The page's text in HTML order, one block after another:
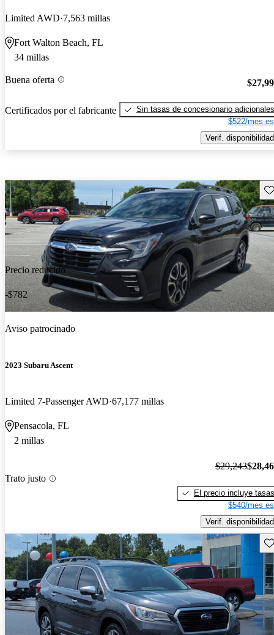
Limited AWD 7,563 millas
Fort Walton Beach, FL
34 millas
Buena oferta
Certificados por el fabricante
Sin tasas de concesionario adicionales
$522/mes
Verif. disponibilidad
Precio reducido
-$782
Aviso patrocinado
2023 Subaru Ascent
Limited 7-Passenger AWD 67,177 millas
Pensacola, FL
2 millas
Trato justo
$29,243
El precio incluye tasas
$540/mes
Verif. disponibilidad